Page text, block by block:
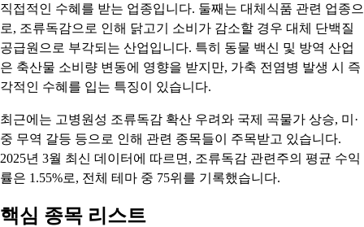
직접적인 수혜를 받는 업종입니다. 둘째는 대체식품 관련 업종으
로, 조류독감으로 인해 닭고기 소비가 감소할 경우 대체 단백질
공급원으로 부각되는 산업입니다. 특히 동물 백신 및 방역 산업
은 축산물 소비량 변동에 영향을 받지만, 가축 전염병 발생 시 즉
각적인 수혜를 입는 특징이 있습니다.
최근에는 고병원성 조류독감 확산 우려와 국제 곡물가 상승, 미·
중 무역 갈등 등으로 인해 관련 종목들이 주목받고 있습니다.
2025년 3월 최신 데이터에 따르면, 조류독감 관련주의 평균 수익
률은 1.55%로, 전체 테마 중 75위를 기록했습니다.
핵심 종목 리스트